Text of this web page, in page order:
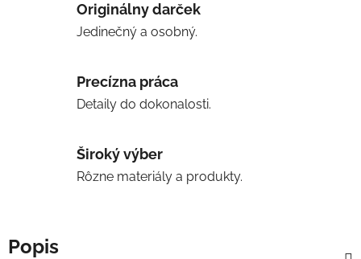
Originálny darček
Jedinečný a osobný.
Precízna práca
Detaily do dokonalosti.
Široký výber
Rôzne materiály a produkty.
Popis